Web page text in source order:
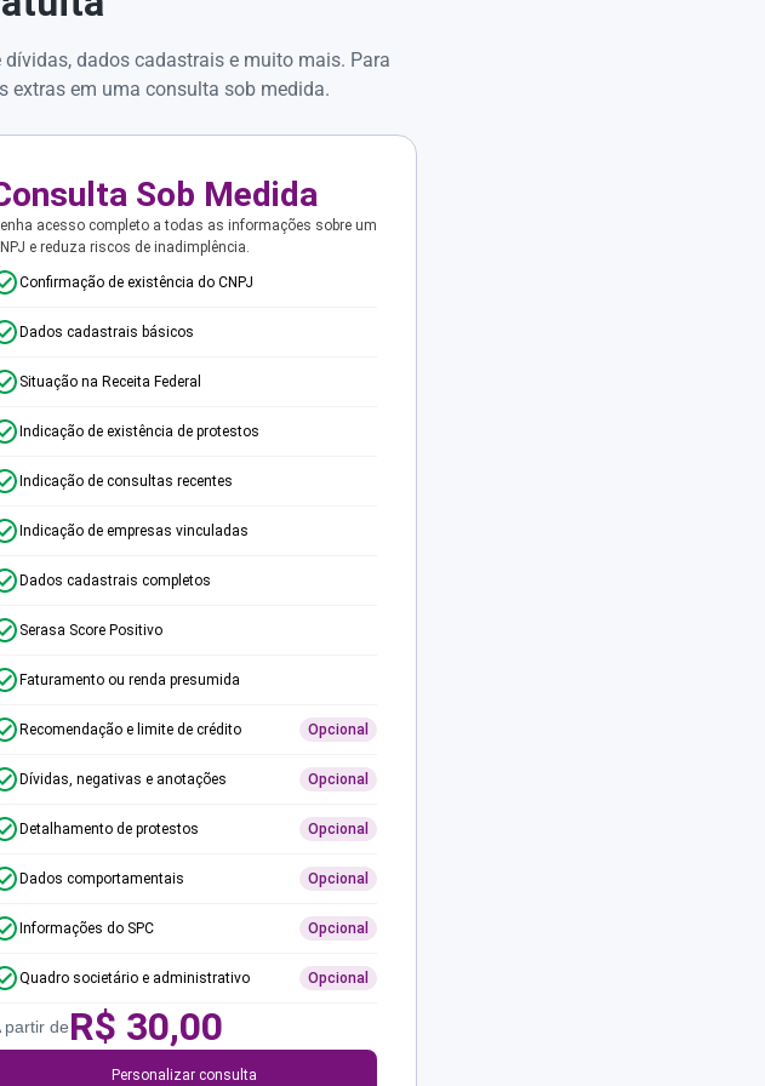
dados cadastrais e muito mais. Para
extras em uma consulta sob medida.
Sob Medida
acesso completo a todas as informações sobre um
e reduza riscos de inadimplência.
Confirmação de existência do CNPJ
Dados cadastrais básicos
Situação na Receita Federal
Indicação de existência de protestos
Indicação de consultas recentes
Indicação de empresas vinculadas
Dados cadastrais completos
Serasa Score Positivo
Faturamento ou renda presumida
Recomendação e limite de crédito Opcional
Dívidas, negativas e anotações Opcional
Detalhamento de protestos Opcional
Dados comportamentais Opcional
Informações do SPC Opcional
Quadro societário e administrativo Opcional
partir deR$ 30,00
Personalizar consulta